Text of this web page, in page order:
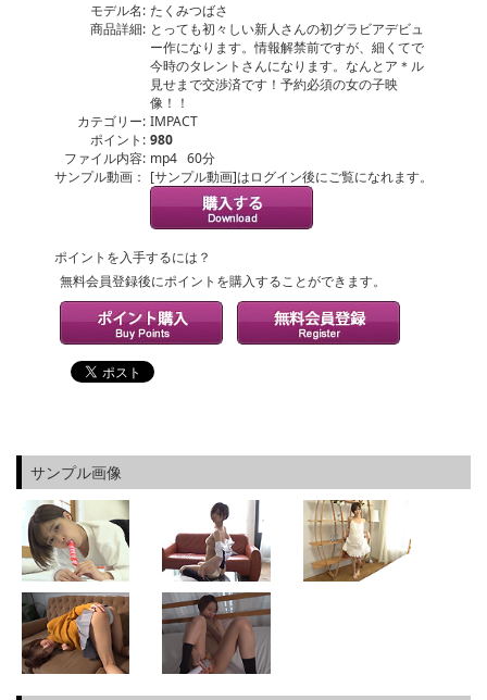
モデル名: たくみつばさ
商品詳細: とっても初々しい新人さんの初グラビアデビュ
ー作になります。情報解禁前ですが、細くてで
今時のタレントさんになります。なんとア＊ル
見せまで交渉済です！予約必須の女の子映
像！！
カテゴリー: IMPACT
ポイント: 980
ファイル内容: mp4 60分
サンプル動画： [サンプル動画]はログイン後にご覧になれます。
ポイントを入手するには？
無料会員登録後にポイントを購入することができます。
サンプル画像